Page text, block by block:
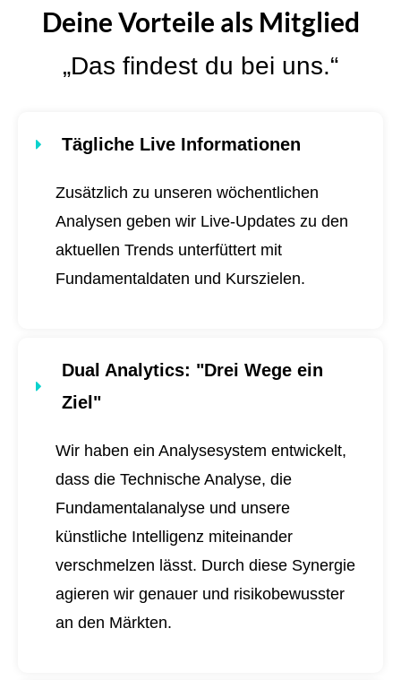
Deine Vorteile als Mitglied
„Das findest du bei uns.“
Tägliche Live Informationen
Zusätzlich zu unseren wöchentlichen
Analysen geben wir Live-Updates zu den
aktuellen Trends unterfüttert mit
Fundamentaldaten und Kurszielen.
Dual Analytics: "Drei Wege ein
Ziel"
Wir haben ein Analysesystem entwickelt,
dass die Technische Analyse, die
Fundamentalanalyse und unsere
künstliche Intelligenz miteinander
verschmelzen lässt. Durch diese Synergie
agieren wir genauer und risikobewusster
an den Märkten.